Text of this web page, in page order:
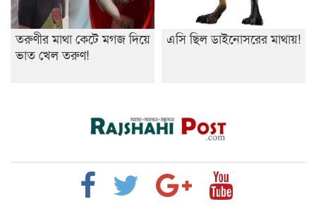
তরুণীর মাথা কেটে মগজ দিয়ে
ভাত খেল তরুণ!
এসি ছিল ডাইনোসরের মাথায়!